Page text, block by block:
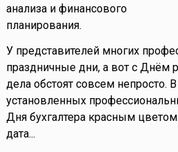
анализа и финансового
планирования.
У представителей многих
праздничные дни, а вот с Днём
дела обстоят совсем непросто.
установленных
Дня бухгалтера красным
дата...